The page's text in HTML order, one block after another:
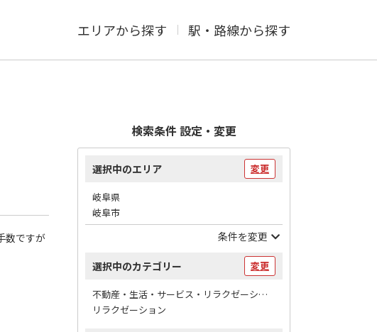
エリアから探す 駅・路線から探す
数ですが
検索条件 設定・変更
選択中のエリア 変更
岐阜県
岐阜市
条件を変更
選択中のカテゴリー 変更
不動産・生活・サービス・リラクゼーション / マッサージ
リラクゼーション